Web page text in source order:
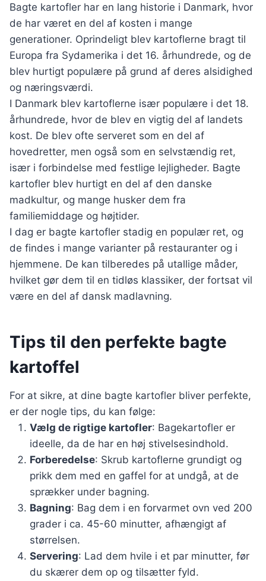
Bagte kartofler har en lang historie i Danmark, hvor
de har været en del af kosten i mange
generationer. Oprindeligt blev kartoflerne bragt til
Europa fra Sydamerika i det 16. århundrede, og de
blev hurtigt populære på grund af deres alsidighed
og næringsværdi.
I Danmark blev kartoflerne især populære i det 18.
århundrede, hvor de blev en vigtig del af landets
kost. De blev ofte serveret som en del af
hovedretter, men også som en selvstændig ret,
især i forbindelse med festlige lejligheder. Bagte
kartofler blev hurtigt en del af den danske
madkultur, og mange husker dem fra
familiemiddage og højtider.
I dag er bagte kartofler stadig en populær ret, og
de findes i mange varianter på restauranter og i
hjemmene. De kan tilberedes på utallige måder,
hvilket gør dem til en tidløs klassiker, der fortsat vil
være en del af dansk madlavning.
Tips til den perfekte bagte
kartoffel
For at sikre, at dine bagte kartofler bliver perfekte,
er der nogle tips, du kan følge:
Vælg de rigtige kartofler: Bagekartofler er
ideelle, da de har en høj stivelsesindhold.
Forberedelse: Skrub kartoflerne grundigt og
prikk dem med en gaffel for at undgå, at de
sprækker under bagning.
Bagning: Bag dem i en forvarmet ovn ved 200
grader i ca. 45-60 minutter, afhængigt af
størrelsen.
Servering: Lad dem hvile i et par minutter, før
du skærer dem op og tilsætter fyld.